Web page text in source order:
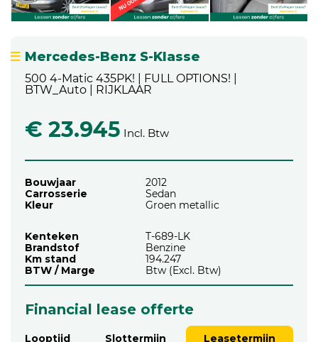
Mercedes-Benz S-Klasse
500 4-Matic 435PK! | FULL OPTIONS! |
BTW_Auto | RIJKLAAR
€ 23.945 Incl. Btw
Bouwjaar
2012
Carrosserie
Sedan
Kleur
Groen metallic
Kenteken
T-689-LK
Brandstof
Benzine
Km stand
194.247
BTW / Marge
Btw (Excl. Btw)
Financial lease offerte
Looptijd
Slottermijn
Leasetermijn